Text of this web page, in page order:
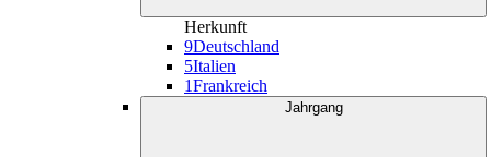
Herkunft
9Deutschland
5Italien
1Frankreich
Jahrgang